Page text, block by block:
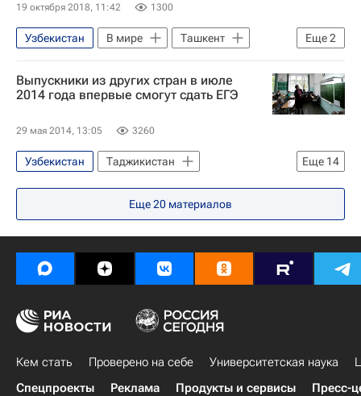
19 октября 2018, 11:42 1300
Еще2
Узбекистан В мире
Ташкент
Навигатор абитуриента
Россия
Выпускники из других стран в июле
2014 года впервые смогут сдать ЕГЭ
29 мая 2014, 13:05 3260
Еще 14
Узбекистан
Таджикистан
Байконур (город)
Казахстан
Туркмения
Монголия
Украина
Киргизия
Армения
Азия
Весь мир
СНГ
ЕГЭ-2014 Россия
Еще20 материалов
Кем стать Проверено на себе Университетская наука
Спецпроекты
Реклама Продукты и сервисы Пресс-